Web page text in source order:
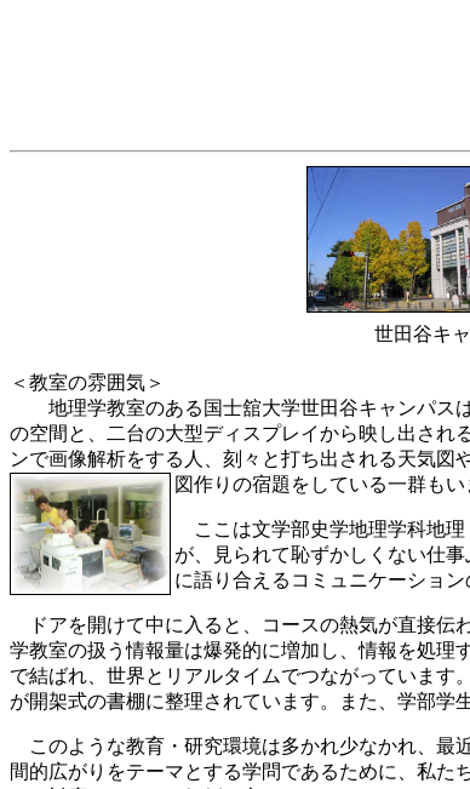
世田谷キ
＜教室の雰囲気＞
地理学教室のある国士舘大学世田谷キャンパスは
の空間と、二台の大型ディスプレイから映し出され
ンで画像解析をする人、刻々と打ち出される天気
図作りの宿題をしている一群もい
ここは文学部史学地理学科地理
が、見られて恥ずかしくない仕
に語り合えるコミュニケーショ
ドアを開けて中に入ると、コースの熱気が直接伝
学教室の扱う情報量は爆発的に増加し、情報を処
で結ばれ、世界とリアルタイムでつながっています。
が開架式の書棚に整理されています。また、学部学
このような教育・研究環境は多かれ少なかれ、最
間的広がりをテーマとする学問であるために、私た